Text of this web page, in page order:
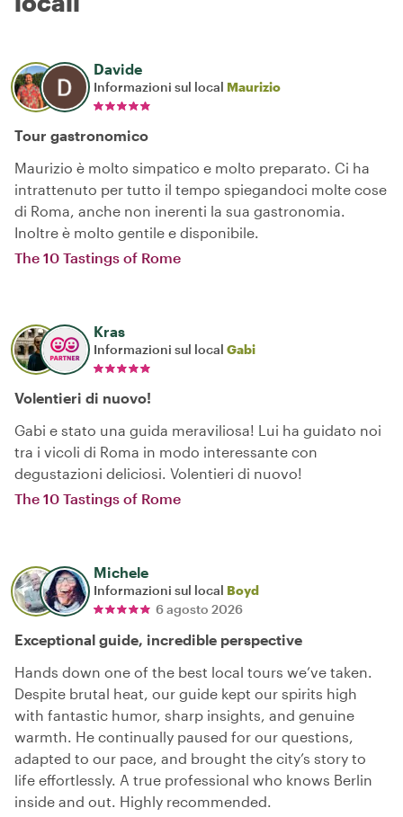
Davide
Informazioni sul local Maurizio
Tour gastronomico
Maurizio è molto simpatico e molto preparato. Ci ha
intrattenuto per tutto il tempo spiegandoci molte cose
di Roma, anche non inerenti la sua gastronomia.
Inoltre è molto gentile e disponibile.
The 10 Tastings of Rome
Kras
Informazioni sul local Gabi
Volentieri di nuovo!
Gabi e stato una guida meraviliosa! Lui ha guidato noi
tra i vicoli di Roma in modo interessante con
degustazioni deliciosi. Volentieri di nuovo!
The 10 Tastings of Rome
Michele
Informazioni sul local Boyd
6 agosto 2026
Exceptional guide, incredible perspective
Hands down one of the best local tours we’ve taken.
Despite brutal heat, our guide kept our spirits high
with fantastic humor, sharp insights, and genuine
warmth. He continually paused for our questions,
adapted to our pace, and brought the city’s story to
life effortlessly. A true professional who knows Berlin
inside and out. Highly recommended.